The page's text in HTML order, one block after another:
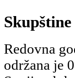
Skupštine
Redovna
održana je